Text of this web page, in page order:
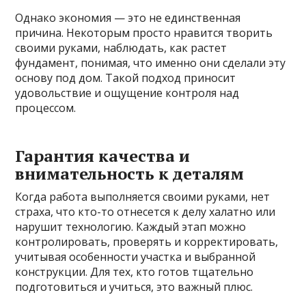
Однако экономия — это не единственная
причина. Некоторым просто нравится творить
своими руками, наблюдать, как растет
фундамент, понимая, что именно они сделали эту
основу под дом. Такой подход приносит
удовольствие и ощущение контроля над
процессом.
Гарантия качества и
внимательность к деталям
Когда работа выполняется своими руками, нет
страха, что кто-то отнесется к делу халатно или
нарушит технологию. Каждый этап можно
контролировать, проверять и корректировать,
учитывая особенности участка и выбранной
конструкции. Для тех, кто готов тщательно
подготовиться и учиться, это важный плюс.